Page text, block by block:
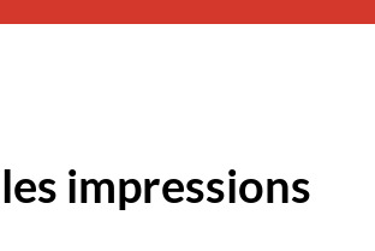
impressions